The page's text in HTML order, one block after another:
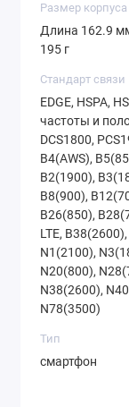
Стильный
Samsung
премиально.
Где купить
Если вы
A36 8Gb/
обратите
магазин
почему
Широкий
Trends.by
Размер корпуса
Длина 162.9
195 г
Стандарт связи
EDGE, HSPA,
частоты и
DCS1800,
B4(AWS),
B2(1900),
B8(900),
B26(850),
LTE,
N1(2100),
N20(800),
N38(2600),
N78(3500)
Тип
смартфон